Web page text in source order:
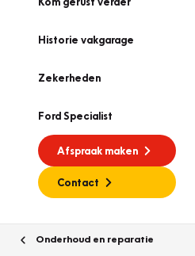
Historie vakgarage
Zekerheden
Ford Specialist
Afspraak maken
Contact
Onderhoud en reparatie